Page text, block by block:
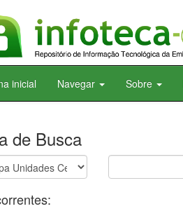
inicial Navegar Sobre
de Busca